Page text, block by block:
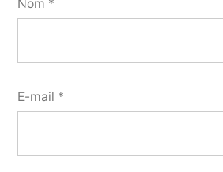
Nom *
E-mail *